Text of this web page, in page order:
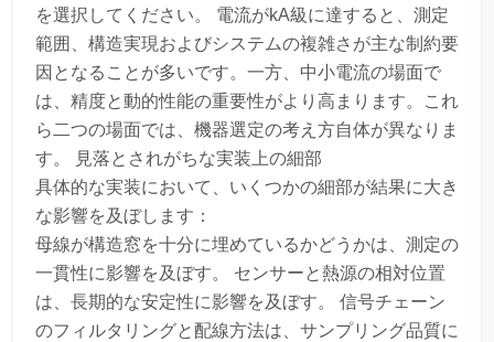
を選択してください。 電流がkA級に達すると、測定
範囲、構造実現およびシステムの複雑さが主な制約要
因となることが多いです。一方、中小電流の場面で
は、精度と動的性能の重要性がより高まります。これ
ら二つの場面では、機器選定の考え方自体が異なりま
す。 見落とされがちな実装上の細部
具体的な実装において、いくつかの細部が結果に大き
な影響を及ぼします：
母線が構造窓を十分に埋めているかどうかは、測定の
一貫性に影響を及ぼす。 センサーと熱源の相対位置
は、長期的な安定性に影響を及ぼす。 信号チェーン
のフィルタリングと配線方法は、サンプリング品質に